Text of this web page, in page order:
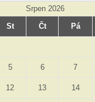
Srpen 2026
St Čt Pá
5 6 7
12 13 14